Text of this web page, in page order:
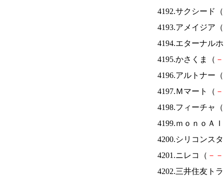
4192.サクシード（
4193.アメイジア（
4194.エターナル
4195.かさくま（ －
4196.アルトナー（
4197.Ｍマート（ －
4198.フィーチャ（
4199.ｍｏｎｏＡ
4200.シリコンス
4201.ニレコ（ － －
4202.三井住友ト